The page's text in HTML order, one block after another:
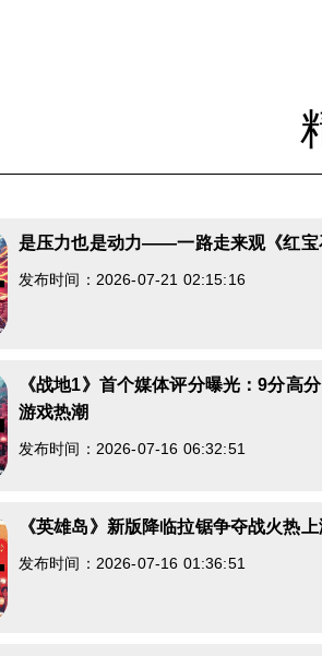
是压力也是动力——一路走来观《红宝
发布时间：2026-07-21 02:15:16
《战地1》首个媒体评分曝光：9分高
游戏热潮
发布时间：2026-07-16 06:32:51
《英雄岛》新版降临拉锯争夺战火热上
发布时间：2026-07-16 01:36:51